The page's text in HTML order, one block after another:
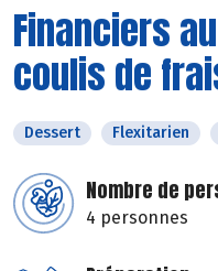
Financiers
coulis de
Dessert Flexitarien
Nombre de
4 personnes